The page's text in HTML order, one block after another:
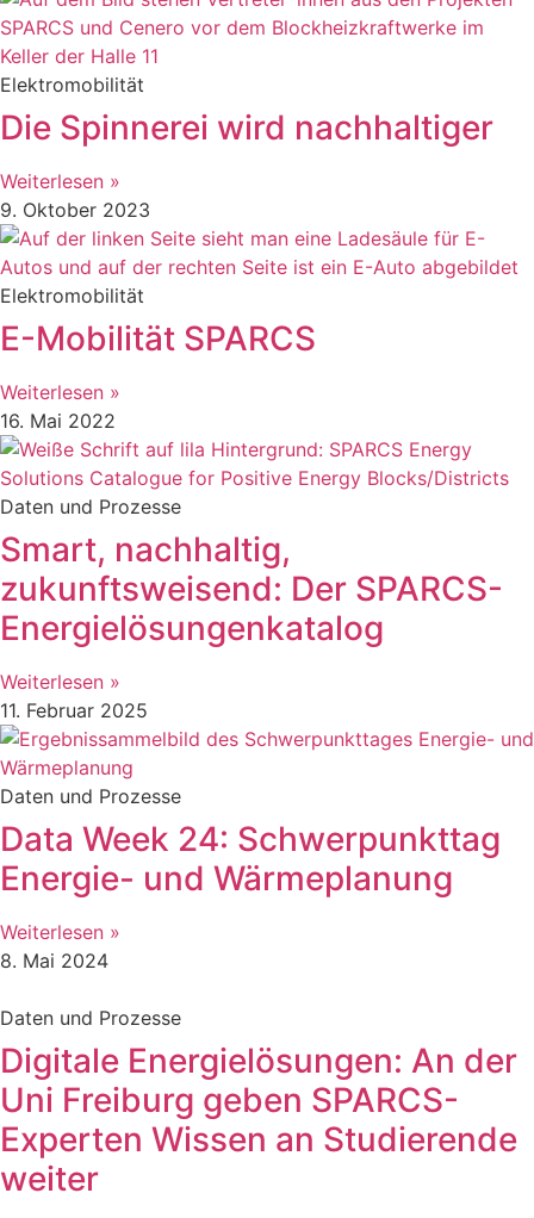
Elektromobilität
Die Spinnerei wird nachhaltiger
Weiterlesen »
9. Oktober 2023
Elektromobilität
E-Mobilität SPARCS
Weiterlesen »
16. Mai 2022
Daten und Prozesse
Smart, nachhaltig,
zukunftsweisend: Der SPARCS-
Energielösungenkatalog
Weiterlesen »
11. Februar 2025
Daten und Prozesse
Data Week 24: Schwerpunkttag
Energie- und Wärmeplanung
Weiterlesen »
8. Mai 2024
Daten und Prozesse
Digitale Energielösungen: An der
Uni Freiburg geben SPARCS-
Experten Wissen an Studierende
weiter